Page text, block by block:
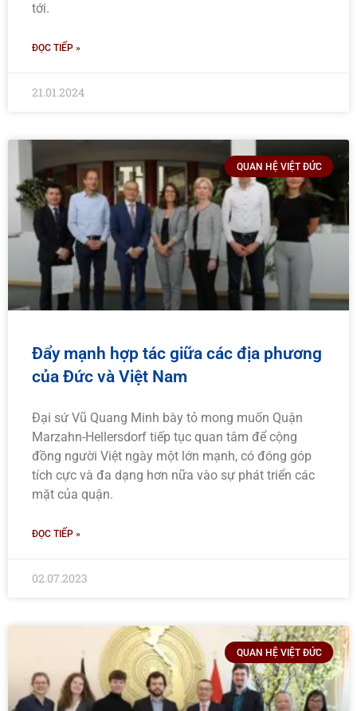
tới.
ĐỌC TIẾP »
21.01.2024
QUAN HỆ VIỆT ĐỨC
Đẩy mạnh hợp tác giữa các địa phương
của Đức và Việt Nam
Đại sứ Vũ Quang Minh bày tỏ mong muốn Quận
Marzahn-Hellersdorf tiếp tục quan tâm để cộng
đồng người Việt ngày một lớn mạnh, có đóng góp
tích cực và đa dạng hơn nữa vào sự phát triển các
mặt của quận.
ĐỌC TIẾP »
02.07.2023
QUAN HỆ VIỆT ĐỨC